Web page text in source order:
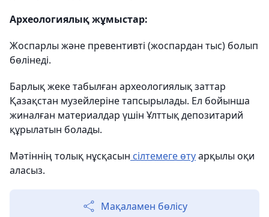
Археологиялық жұмыстар:
Жоспарлы және превентивті (жоспардан тыс) болып
бөлінеді.
Барлық жеке табылған археологиялық заттар
Қазақстан музейлеріне тапсырылады. Ел бойынша
жиналған материалдар үшін Ұлттық депозитарий
құрылатын болады.
Мәтіннің толық нұсқасын сілтемеге өтуарқылы оқи
аласыз.
Мақаламен бөлісу